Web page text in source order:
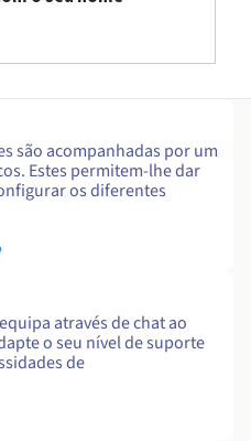
são acompanhadas por um
Estes permitem-lhe dar
os diferentes
através de chat ao
o seu nível de suporte
de